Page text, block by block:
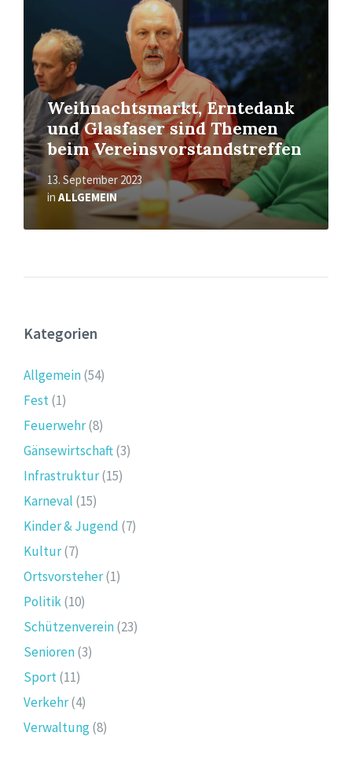
Weihnachtsmarkt, Erntedank
und Glasfaser sind Themen
beim Vereinsvorstandstreffen
13. September 2023
in ALLGEMEIN
Kategorien
Allgemein(54)
Fest(1)
Feuerwehr(8)
Gänsewirtschaft(3)
Infrastruktur(15)
Karneval (15)
Kinder & Jugend (7)
Kultur(7)
Ortsvorsteher(1)
Politik(10)
Schützenverein(23)
Senioren(3)
Sport(11)
Verkehr(4)
Verwaltung(8)